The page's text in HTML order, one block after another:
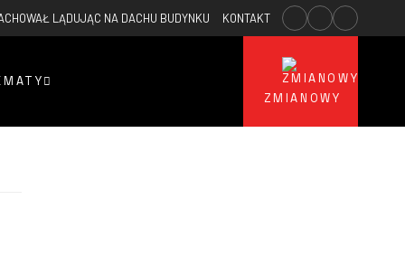
LĄDUJĄC NA DACHU BUDYNKU 2026-04-21 POŻAR W
KONTAKT
ZMIANOWY